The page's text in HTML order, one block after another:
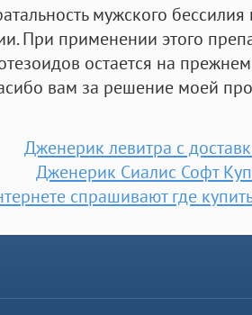
мужского бессилия
При применении этого
остается на
вам за решение моей
Дженерик левитра с
Дженерик Сиалис Софт
спрашивают где